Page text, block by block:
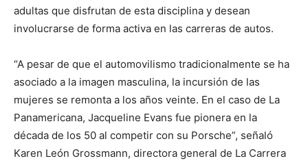
adultas que disfrutan de esta disciplina y desean
involucrarse de forma activa en las carreras de autos.
“A pesar de que el automovilismo tradicionalmente se ha
asociado a la imagen masculina, la incursión de las
mujeres se remonta a los años veinte. En el caso de La
Panamericana, Jacqueline Evans fue pionera en la
década de los 50 al competir con su Porsche”, señaló
Karen León Grossmann, directora general de La Carrera